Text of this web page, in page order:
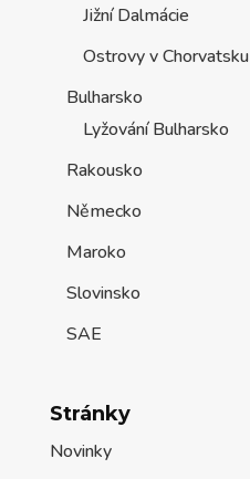
Jižní Dalmácie
Ostrovy v Chorvatsku
Bulharsko
Lyžování Bulharsko
Rakousko
Německo
Maroko
Slovinsko
SAE
Stránky
Novinky